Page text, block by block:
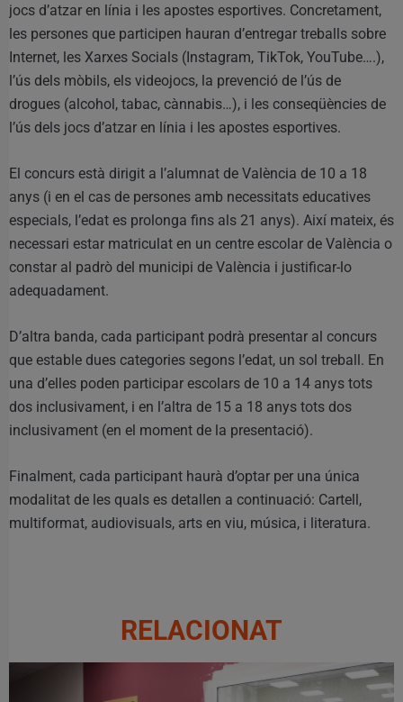
jocs d’atzar en línia i les apostes esportives. Concretament,
les persones que participen hauran d’entregar treballs sobre
Internet, les Xarxes Socials (Instagram, TikTok, YouTube….),
l’ús dels mòbils, els videojocs, la prevenció de l’ús de
drogues (alcohol, tabac, cànnabis…), i les conseqüències de
l’ús dels jocs d’atzar en línia i les apostes esportives.
El concurs està dirigit a l’alumnat de València de 10 a 18
anys (i en el cas de persones amb necessitats educatives
especials, l’edat es prolonga fins als 21 anys). Així mateix, és
necessari estar matriculat en un centre escolar de València o
constar al padrò del municipi de València i justificar-lo
adequadament.
D’altra banda, cada participant podrà presentar al concurs
que estable dues categories segons l’edat, un sol treball. En
una d’elles poden participar escolars de 10 a 14 anys tots
dos inclusivament, i en l’altra de 15 a 18 anys tots dos
inclusivament (en el moment de la presentació).
Finalment, cada participant haurà d’optar per una única
modalitat de les quals es detallen a continuació: Cartell,
multiformat, audiovisuals, arts en viu, música, i literatura.
RELACIONAT